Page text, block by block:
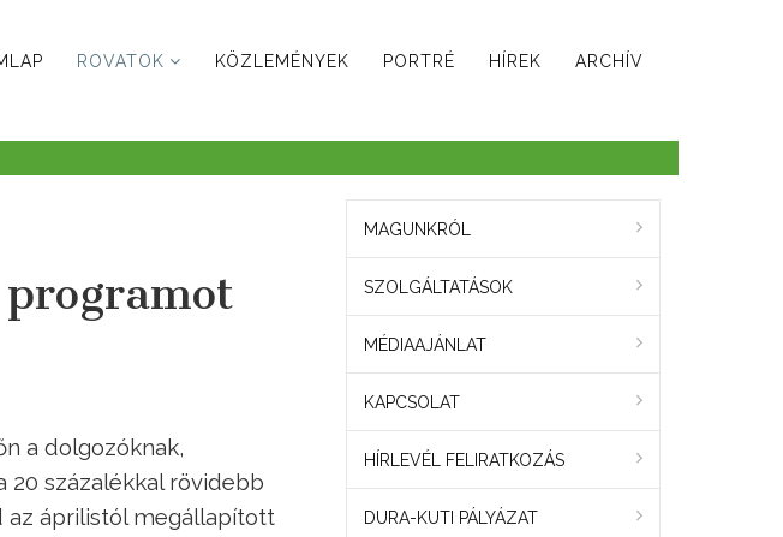
ROVATOK KÖZLEMÉNYEK PORTRÉ HÍREK ARCHÍV
a dolgozóknak,
20 százalékkal rövidebb
az áprilistól megállapított
MAGUNKRÓL
SZOLGÁLTATÁSOK
MÉDIAAJÁNLAT
KAPCSOLAT
HÍRLEVÉL FELIRATKOZÁS
DURA-KUTI PÁLYÁZAT